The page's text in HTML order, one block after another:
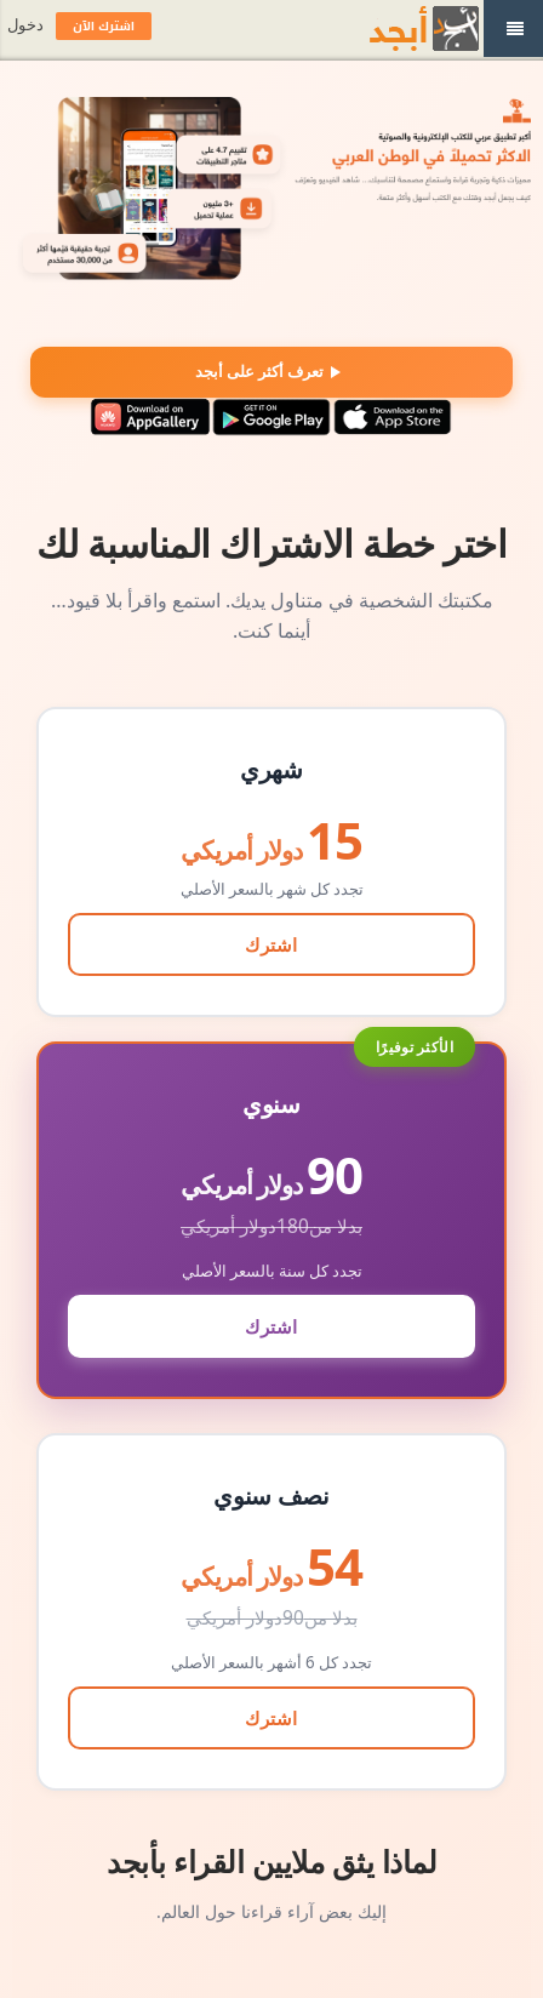
تعرف أكثر على أبجد
اختر خطة الاشتراك المناسبة لك
مكتبتك الشخصية في متناول يديك. استمع واقرأ بلا قيود…
أينما كنت.
شهري
15 دولار أمريكي
تجدد كل شهر بالسعر الأصلي
اشترك
الأكثر توفيرًا
سنوي
90دولار أمريكي
بدلا من180دولار أمريكي
تجدد كل سنة بالسعر الأصلي
اشترك
نصف سنوي
54 دولار أمريكي
بدلا من90دولار أمريكي
تجدد كل 6 أشهر بالسعر الأصلي
اشترك
لماذا يثق ملايين القراء بأبجد
إليك بعض آراء قراءنا حول العالم.
اشترك الآن دخول